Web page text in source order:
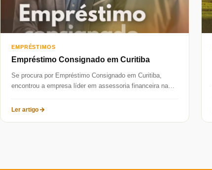
EMPRÉSTIMOS
Empréstimo Consignado em Curitiba
Se procura por Empréstimo Consignado em Curitiba,
encontrou a empresa líder em assessoria financeira na
Ler artigo